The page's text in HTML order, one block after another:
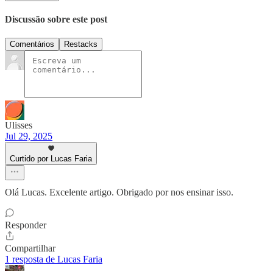
Discussão sobre este post
Comentários Restacks
Ulisses
Jul 29, 2025
Curtido por Lucas Faria
Olá Lucas. Excelente artigo. Obrigado por nos ensinar isso.
Responder
Compartilhar
1 resposta de Lucas Faria